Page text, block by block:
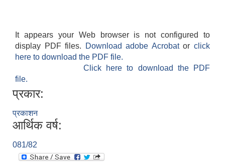
It appears your Web browser is not configured to
display PDF files.
Download adobe Acrobatorclick
here to download the PDF file.
Click here to download the PDF
file.
प्रकार:
प्रकाशन
आर्थिक वर्ष:
081/82